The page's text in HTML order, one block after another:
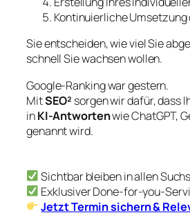
Kontinuierliche Umsetzung
Sie entscheiden, wie viel Sie
schnell Sie wachsen wollen.
Google-Ranking war gestern.
MitSEO² sorgen wir dafür, dass
inKI-Antwortenwie ChatGPT,
genannt wird.
Sichtbar bleiben in allen
Exklusiver Done-for-you-
Jetzt Termin sichern &